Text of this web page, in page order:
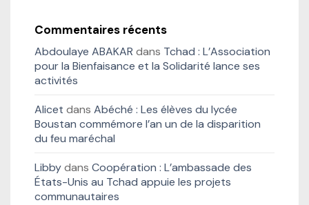
Commentaires récents
Abdoulaye ABAKAR dans Tchad : L’Association
pour la Bienfaisance et la Solidarité lance ses
activités
Alicet dans Abéché : Les élèves du lycée
Boustan commémore l’an un de la disparition
du feu maréchal
Libbydans Coopération : L’ambassade des
États-Unis au Tchad appuie les projets
communautaires